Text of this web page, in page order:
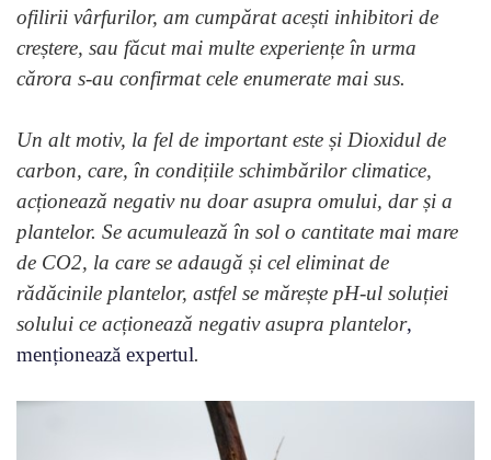
ofilirii vârfurilor, am cumpărat acești inhibitori de
creștere, sau făcut mai multe experiențe în urma
cărora s-au confirmat cele enumerate mai sus.
Un alt motiv, la fel de important este și Dioxidul de
carbon, care, în condițiile schimbărilor climatice,
acționează negativ nu doar asupra omului, dar și a
plantelor. Se acumulează în sol o cantitate mai mare
de CO2, la care se adaugă și cel eliminat de
rădăcinile plantelor, astfel se mărește pH-ul soluției
solului ce acționează negativ asupra plantelor,
menționează expertul.